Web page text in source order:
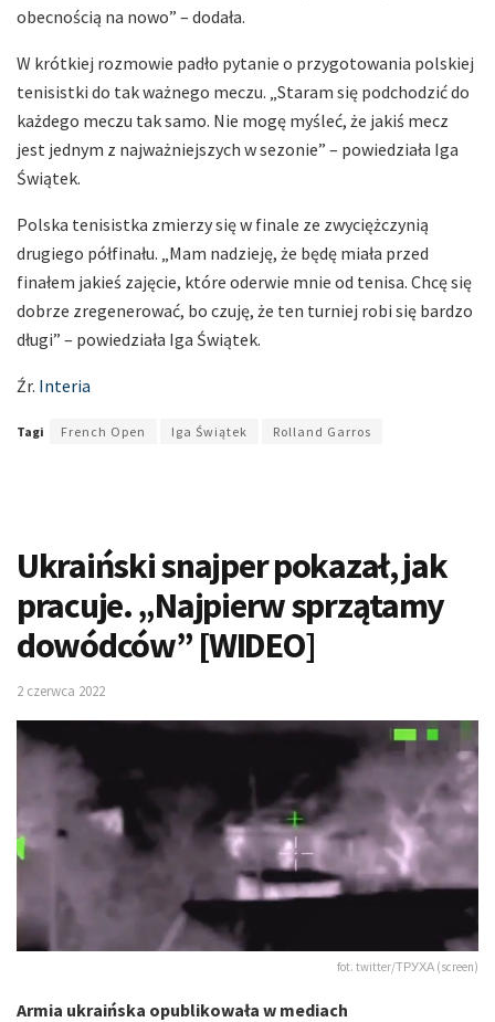
obecnością na nowo” – dodała.
W krótkiej rozmowie padło pytanie o przygotowania polskiej
tenisistki do tak ważnego meczu. „Staram się podchodzić do
każdego meczu tak samo. Nie mogę myśleć, że jakiś mecz
jest jednym z najważniejszych w sezonie” – powiedziała Iga
Świątek.
Polska tenisistka zmierzy się w finale ze zwyciężczynią
drugiego półfinału. „Mam nadzieję, że będę miała przed
finałem jakieś zajęcie, które oderwie mnie od tenisa. Chcę się
dobrze zregenerować, bo czuję, że ten turniej robi się bardzo
długi” – powiedziała Iga Świątek.
Źr. Interia
Tagi French Open Iga Świątek Rolland Garros
Ukraiński snajper pokazał, jak
pracuje. „Najpierw sprzątamy
dowódców” [WIDEO]
2 czerwca 2022
fot. twitter/ТРУХА (screen)
Armia ukraińska opublikowała w mediach